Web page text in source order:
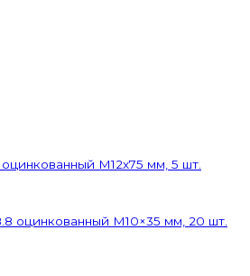
М12х75 мм, 5 шт.